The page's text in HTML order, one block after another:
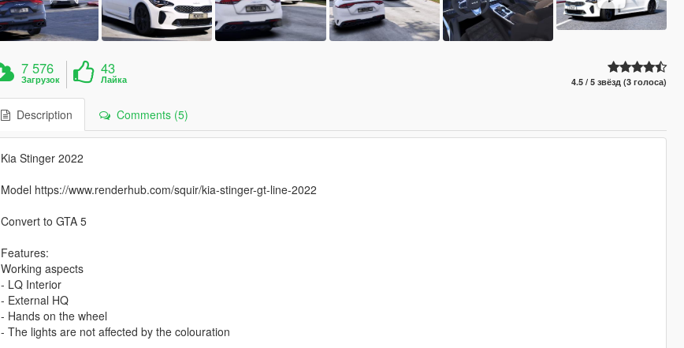
7 576
Загрузок
43
Лайка 4.5 / 5 звёзд (3 голоса)
Description Comments (5)
Kia Stinger 2022
Model https://www.renderhub.com/squir/kia-stinger-gt-line-2022
Convert to GTA 5
Features:
Working aspects
- LQ Interior
- External HQ
- Hands on the wheel
- The lights are not affected by the colouration